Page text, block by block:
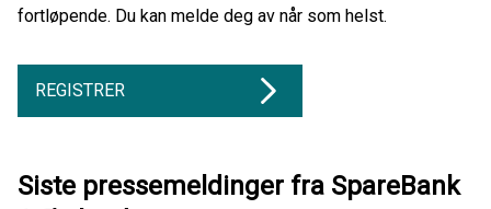
fortløpende. Du kan melde deg av når som helst.
REGISTRER
Siste pressemeldinger fra SpareBank